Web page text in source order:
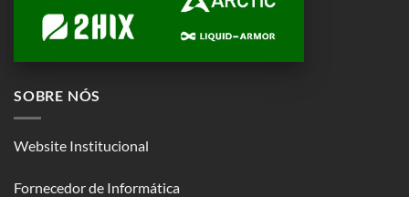
SOBRE NÓS
Website Institucional
Fornecedor de Informática